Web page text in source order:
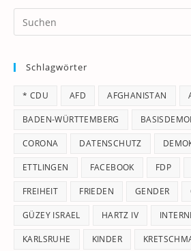
Schlagwörter
* CDU AFD AFGHANISTAN
BADEN-WÜRTTEMBERG
CORONA DATENSCHUTZ
ETTLINGEN FACEBOOK FDP
FREIHEIT FRIEDEN GENDER
GÜZEY ISRAEL HARTZ IV
KARLSRUHE KINDER